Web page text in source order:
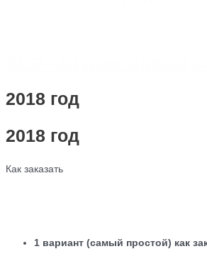
2018 год
2018 год
Как заказать
1 вариант (самый простой) как